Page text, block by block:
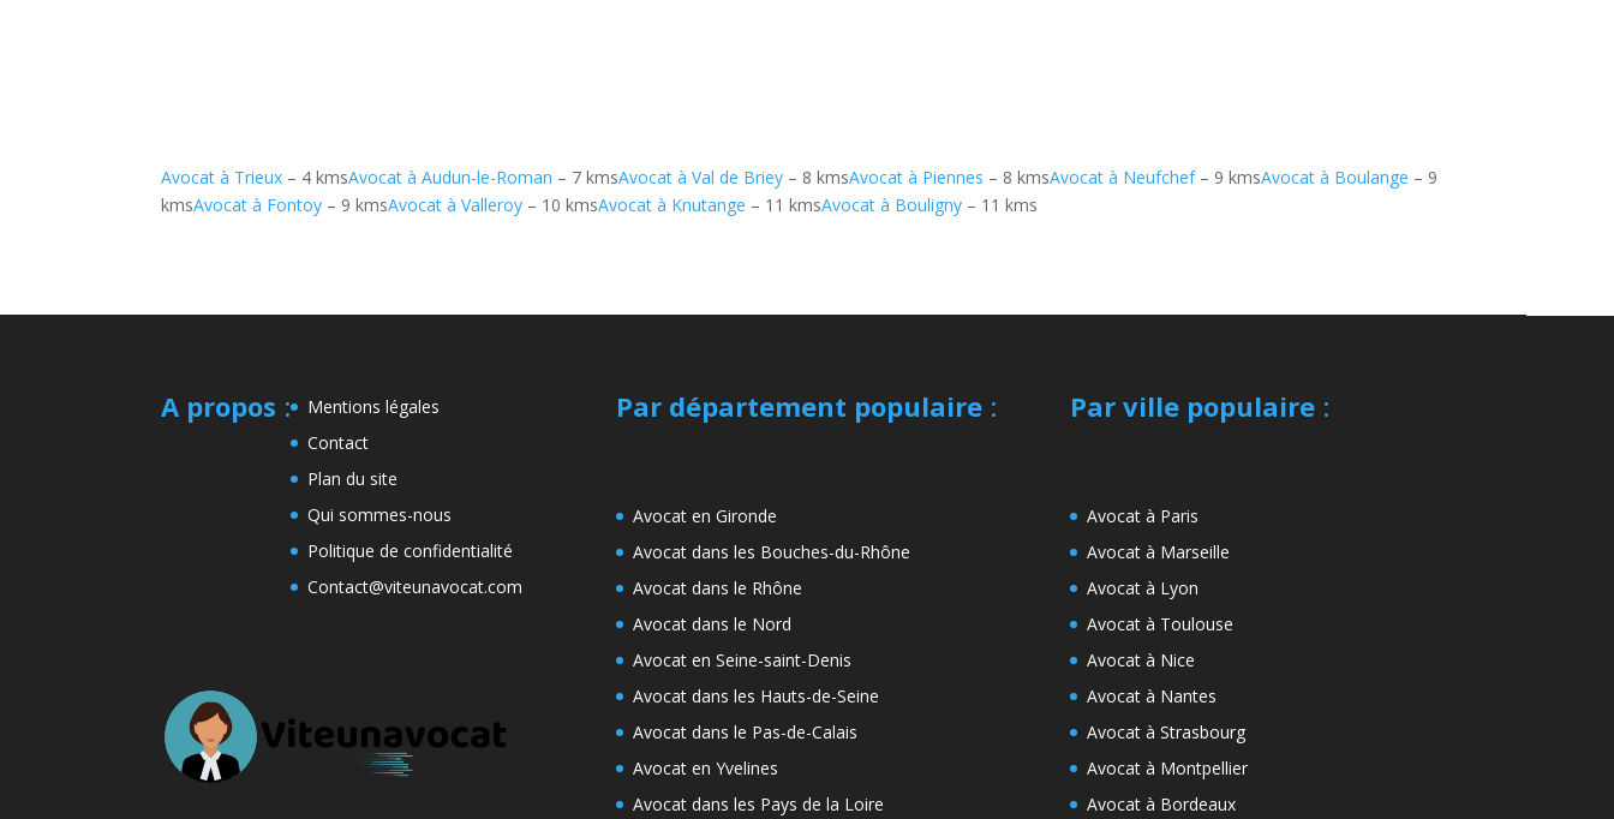
Avocat à Trieux – 4 kmsAvocat à Audun-le-Roman – 7 kmsAvocat à Val de Briey – 8 kmsAvocat à Piennes – 8 kmsAvocat à Neufchef– 9 kmsAvocat à Boulange – 9
kmsAvocat à Fontoy – 9 kmsAvocat à Valleroy – 10 kmsAvocat à Knutange – 11 kmsAvocat à Bouligny – 11 kms
A propos :
Mentions légales
Contact
Plan du site
Qui sommes-nous
Politique de confidentialité
Contact@viteunavocat.com
Par département populaire:
Avocat en Gironde
Avocat dans les Bouches-du-Rhône
Avocat dans le Rhône
Avocat dans le Nord
Avocat en Seine-saint-Denis
Avocat dans les Hauts-de-Seine
Avocat dans le Pas-de-Calais
Avocat en Yvelines
Avocat dans les Pays de la Loire
Par ville populaire:
Avocat à Paris
Avocat à Marseille
Avocat à Lyon
Avocat à Toulouse
Avocat à Nice
Avocat à Nantes
Avocat à Strasbourg
Avocat à Montpellier
Avocat à Bordeaux